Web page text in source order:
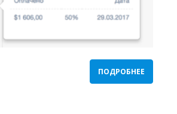
ПОДРОБНЕЕ